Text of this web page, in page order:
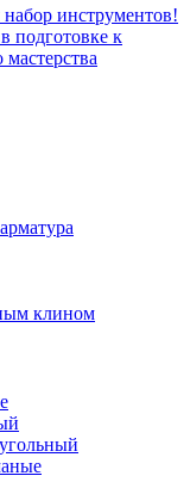
инструментов!
подготовке к
клином